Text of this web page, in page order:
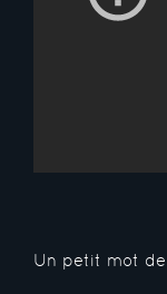
Un petit mot